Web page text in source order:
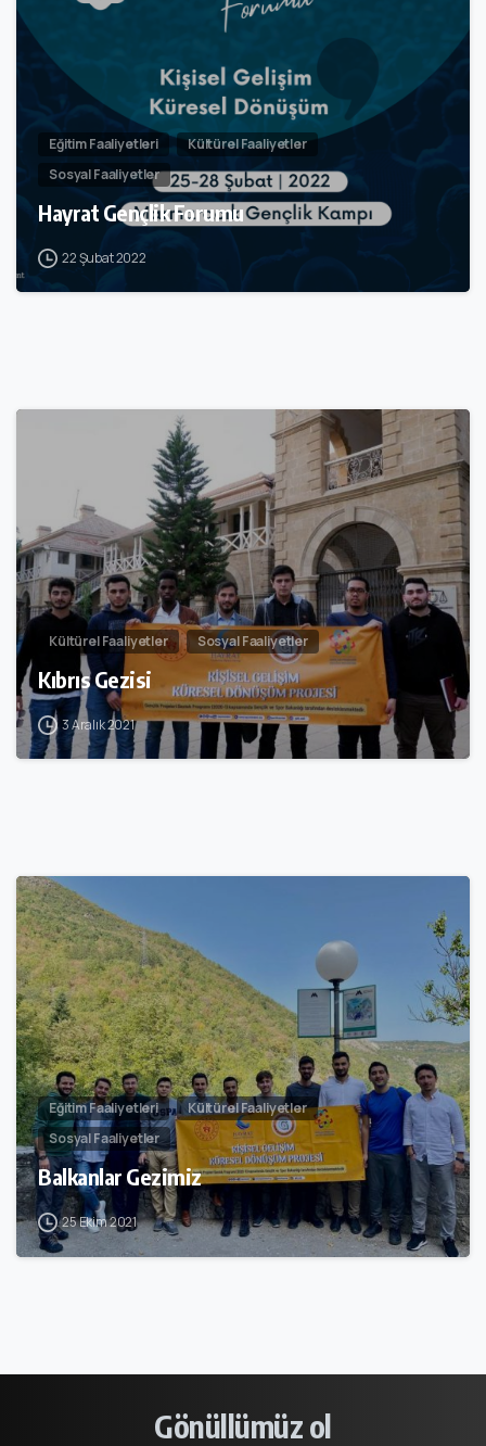
Eğitim Faaliyetleri
Kültürel Faaliyetler
Sosyal Faaliyetler
Hayrat Gençlik Forumu
22 Şubat 2022
0
Kültürel Faaliyetler Sosyal Faaliyetler
Kıbrıs Gezisi
3 Aralık 2021
1
Eğitim Faaliyetleri
Kültürel Faaliyetler
Sosyal Faaliyetler
Balkanlar Gezimiz
25 Ekim 2021
Gönüllümüzol